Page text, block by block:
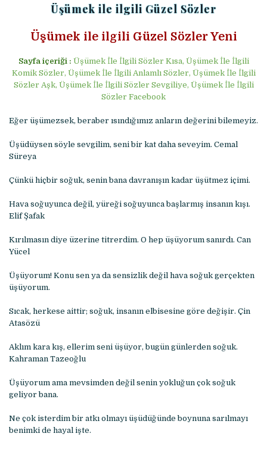
Üşümek ile ilgili Güzel Sözler
Üşümek ile ilgili Güzel Sözler Yeni
Sayfa içeriği : Üşümek İle İlgili Sözler Kısa, Üşümek İle İlgili
Komik Sözler, Üşümek İle İlgili Anlamlı Sözler, Üşümek İle İlgili
Sözler Aşk, Üşümek İle İlgili Sözler Sevgiliye, Üşümek İle İlgili
Sözler Facebook
Eğer üşümezsek, beraber ısındığımız anların değerini bilemeyiz.
Üşüdüysen söyle sevgilim, seni bir kat daha seveyim. Cemal
Süreya
Çünkü hiçbir soğuk, senin bana davranışın kadar üşütmez içimi.
Hava soğuyunca değil, yüreği soğuyunca başlarmış insanın kışı.
Elif Şafak
Kırılmasın diye üzerine titrerdim. O hep üşüyorum sanırdı. Can
Yücel
Üşüyorum! Konu sen ya da sensizlik değil hava soğuk gerçekten
üşüyorum.
Sıcak, herkese aittir; soğuk, insanın elbisesine göre değişir. Çin
Atasözü
Aklım kara kış, ellerim seni üşüyor, bugün günlerden soğuk.
Kahraman Tazeoğlu
Üşüyorum ama mevsimden değil senin yokluğun çok soğuk
geliyor bana.
Ne çok isterdim bir atkı olmayı üşüdüğünde boynuna sarılmayı
benimki de hayal işte.